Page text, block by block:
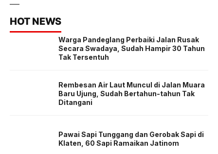
HOT NEWS
Warga Pandeglang Perbaiki Jalan Rusak
Secara Swadaya, Sudah Hampir 30 Tahun
Tak Tersentuh
Rembesan Air Laut Muncul di Jalan Muara
Baru Ujung, Sudah Bertahun-tahun Tak
Ditangani
Pawai Sapi Tunggang dan Gerobak Sapi di
Klaten, 60 Sapi Ramaikan Jatinom